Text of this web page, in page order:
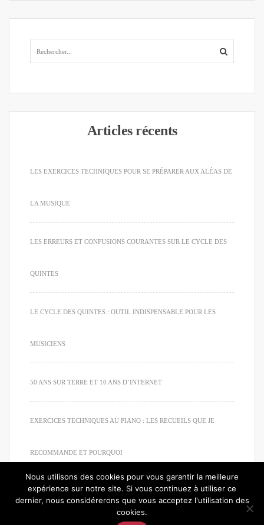
Articles récents
LES EXERCICES TECHNIQUES POUR SE PRÉPARER AUX ALÉAS DE
LA MUSIQUE
LES ERREURS ET CONFUSIONS COURANTES SUR LE CYCLE DES
QUINTES
LE CYCLE DES QUINTES : OUTIL INDISPENSABLE POUR LES
MUSICIENS
50 ANS SUR TERRE ET 10 ANS D’INTERNET
EXERCICES TECHNIQUES AU PIANO : LES RECUEILS QUE JE
RECOMMANDE ET POURQUOI
© 2020. Tous droits réservés. Apprendre à jouer du piano
Nous utilisons des cookies pour vous garantir la meilleure
expérience sur notre site. Si vous continuez à utiliser ce
dernier, nous considérerons que vous acceptez l'utilisation des
cookies.